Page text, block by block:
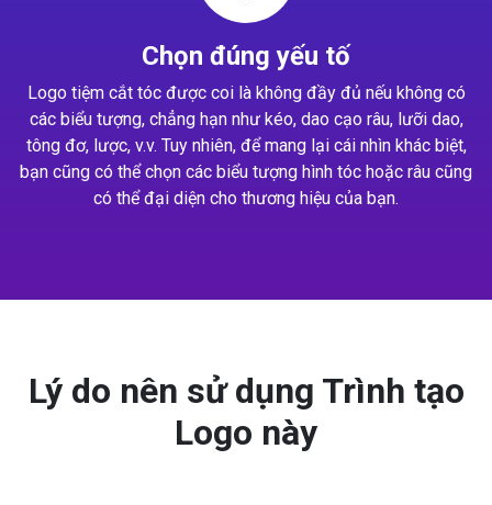
Chọn đúng yếu tố
Logo tiệm cắt tóc được coi là không đầy đủ nếu không có
các biểu tượng, chẳng hạn như kéo, dao cạo râu, lưỡi dao,
tông đơ, lược, v.v. Tuy nhiên, để mang lại cái nhìn khác biệt,
bạn cũng có thể chọn các biểu tượng hình tóc hoặc râu cũng
có thể đại diện cho thương hiệu của bạn.
Lý do nên sử dụng Trình tạo
Logo này